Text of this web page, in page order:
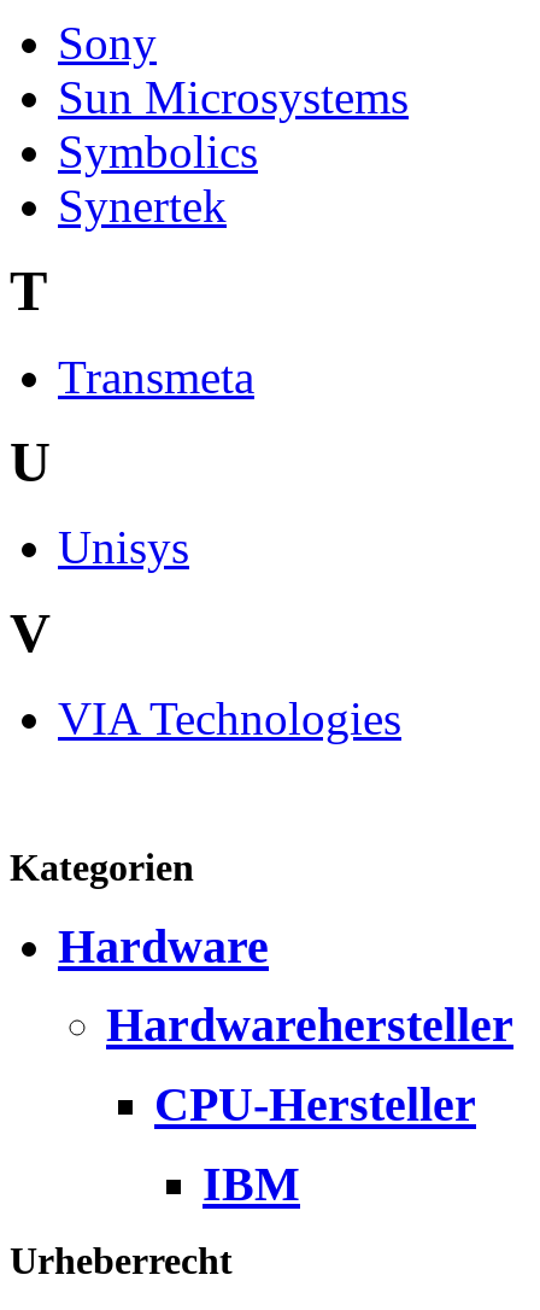
Sony
Sun Microsystems
Symbolics
Synertek
T
Transmeta
U
Unisys
V
VIA Technologies
Kategorien
Hardware
Hardwarehersteller
CPU-Hersteller
IBM
Urheberrecht